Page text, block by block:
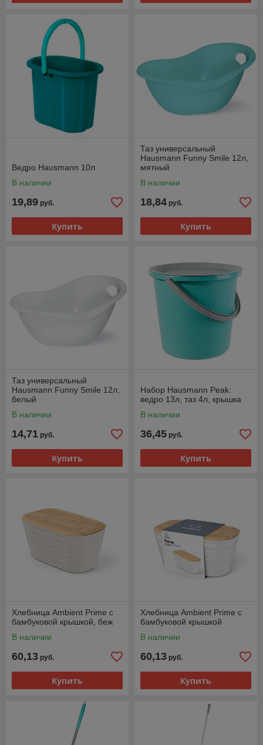
Ведро Hausmann 10л
В наличии
19,89 руб.
Купить
Таз универсальный
Hausmann Funny Smile 12л,
мятный
В наличии
18,84 руб.
Купить
Таз универсальный
Hausmann Funny Smile 12л,
белый
В наличии
14,71 руб.
Купить
Набор Hausmann Peak:
ведро 13л, таз 4л, крышка
В наличии
36,45 руб.
Купить
Хлебница Ambient Prime с
бамбуковой крышкой, беж
В наличии
60,13 руб.
Купить
Хлебница Ambient Prime с
бамбуковой крышкой
В наличии
60,13 руб.
Купить